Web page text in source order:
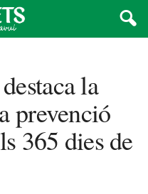
la
prevenció
365 dies de